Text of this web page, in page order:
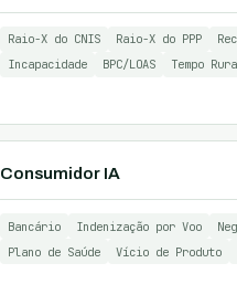
Raio-X do CNIS Raio-X do PPP
Incapacidade
BPC/LOAS Tempo
Consumidor IA
Bancário Indenização por Voo
Plano de Saúde
Vício de Produto